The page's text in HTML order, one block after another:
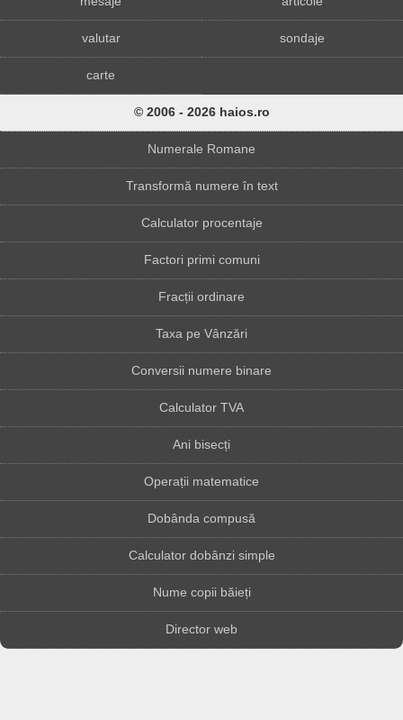
valutar sondaje
carte
© 2006 - 2026 haios.ro
Numerale Romane
Transformă numere în text
Calculator procentaje
Factori primi comuni
Fracții ordinare
Taxa pe Vânzări
Conversii numere binare
Calculator TVA
Ani bisecți
Operații matematice
Dobânda compusă
Calculator dobânzi simple
Nume copii băieți
Director web